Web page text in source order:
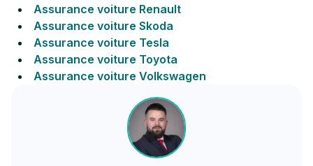
Assurance voiture Renault
Assurance voiture Skoda
Assurance voiture Tesla
Assurance voiture Toyota
Assurance voiture Volkswagen